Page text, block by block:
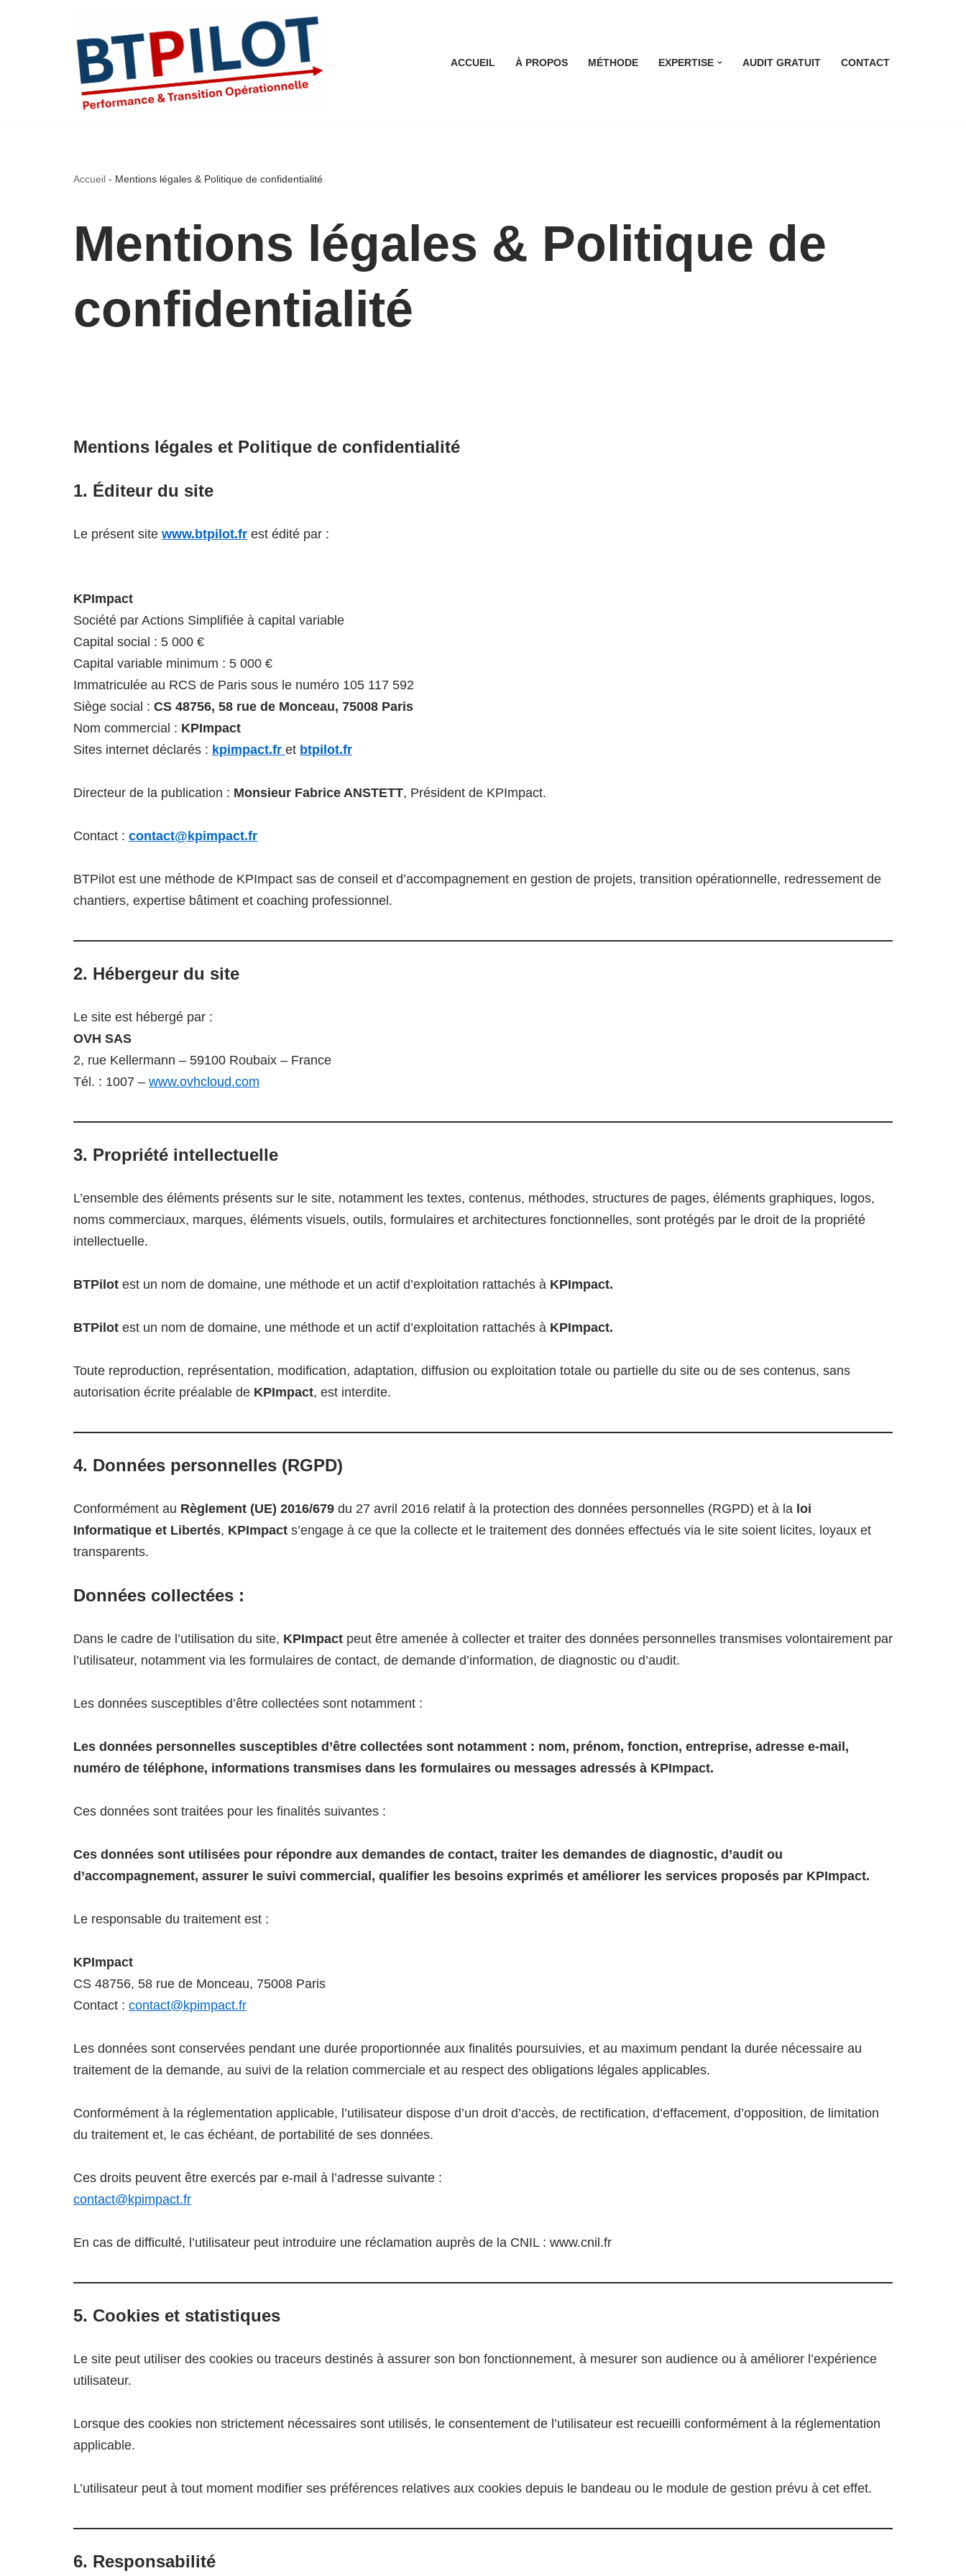
ACCUEIL À PROPOS MÉTHODE EXPERTISE AUDIT GRATUIT CONTACT
Accueil - Mentions légales & Politique de confidentialité
Mentions légales & Politique de
confidentialité
Mentions légales et Politique de confidentialité
1. Éditeur du site
Le présent site www.btpilot.fr est édité par :
KPImpact
Société par Actions Simplifiée à capital variable
Capital social : 5 000 €
Capital variable minimum : 5 000 €
Immatriculée au RCS de Paris sous le numéro 105 117 592
Siège social : CS 48756, 58 rue de Monceau, 75008 Paris
Nom commercial : KPImpact
Sites internet déclarés : kpimpact.fr et btpilot.fr
Directeur de la publication : Monsieur Fabrice ANSTETT, Président de KPImpact.
Contact : contact@kpimpact.fr
BTPilot est une méthode de KPImpact sas de conseil et d’accompagnement en gestion de projets, transition opérationnelle, redressement de
chantiers, expertise bâtiment et coaching professionnel.
2. Hébergeur du site
Le site est hébergé par :
OVH SAS
2, rue Kellermann – 59100 Roubaix – France
Tél. : 1007 – www.ovhcloud.com
3. Propriété intellectuelle
L’ensemble des éléments présents sur le site, notamment les textes, contenus, méthodes, structures de pages, éléments graphiques, logos,
noms commerciaux, marques, éléments visuels, outils, formulaires et architectures fonctionnelles, sont protégés par le droit de la propriété
intellectuelle.
BTPilot est un nom de domaine, une méthode et un actif d’exploitation rattachés à KPImpact.
BTPilot est un nom de domaine, une méthode et un actif d’exploitation rattachés à KPImpact.
Toute reproduction, représentation, modification, adaptation, diffusion ou exploitation totale ou partielle du site ou de ses contenus, sans
autorisation écrite préalable de KPImpact, est interdite.
4. Données personnelles (RGPD)
Conformément au Règlement (UE) 2016/679 du 27 avril 2016 relatif à la protection des données personnelles (RGPD) et à la loi
Informatique et Libertés, KPImpact s’engage à ce que la collecte et le traitement des données effectués via le site soient licites, loyaux et
transparents.
Données collectées :
Dans le cadre de l’utilisation du site, KPImpact peut être amenée à collecter et traiter des données personnelles transmises volontairement par
l’utilisateur, notamment via les formulaires de contact, de demande d’information, de diagnostic ou d’audit.
Les données susceptibles d’être collectées sont notamment :
Les données personnelles susceptibles d’être collectées sont notamment : nom, prénom, fonction, entreprise, adresse e-mail,
numéro de téléphone, informations transmises dans les formulaires ou messages adressés à KPImpact.
Ces données sont traitées pour les finalités suivantes :
Ces données sont utilisées pour répondre aux demandes de contact, traiter les demandes de diagnostic, d’audit ou
d’accompagnement, assurer le suivi commercial, qualifier les besoins exprimés et améliorer les services proposés par KPImpact.
Le responsable du traitement est :
KPImpact
CS 48756, 58 rue de Monceau, 75008 Paris
Contact : contact@kpimpact.fr
Les données sont conservées pendant une durée proportionnée aux finalités poursuivies, et au maximum pendant la durée nécessaire au
traitement de la demande, au suivi de la relation commerciale et au respect des obligations légales applicables.
Conformément à la réglementation applicable, l’utilisateur dispose d’un droit d’accès, de rectification, d’effacement, d’opposition, de limitation
du traitement et, le cas échéant, de portabilité de ses données.
Ces droits peuvent être exercés par e-mail à l’adresse suivante :
contact@kpimpact.fr
En cas de difficulté, l’utilisateur peut introduire une réclamation auprès de la CNIL : www.cnil.fr
5. Cookies et statistiques
Le site peut utiliser des cookies ou traceurs destinés à assurer son bon fonctionnement, à mesurer son audience ou à améliorer l’expérience
utilisateur.
Lorsque des cookies non strictement nécessaires sont utilisés, le consentement de l’utilisateur est recueilli conformément à la réglementation
applicable.
L’utilisateur peut à tout moment modifier ses préférences relatives aux cookies depuis le bandeau ou le module de gestion prévu à cet effet.
6. Responsabilité